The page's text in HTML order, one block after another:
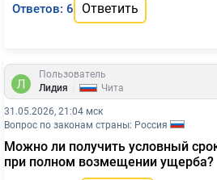
Ответов: 6 Ответить
Пользователь
Лидия
Чита
31.05.2026, 21:04 мск
Вопрос по законам страны: Россия
Можно ли получить условный
при полном возмещении ущерба?